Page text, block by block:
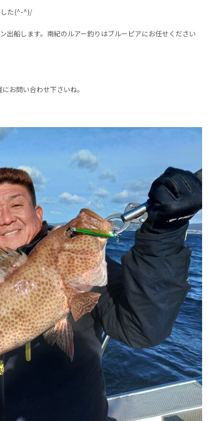
した(^-^)/
出船します。南紀のルアー釣りはブルーピアにお任せください
お問い合わせ下さいね。